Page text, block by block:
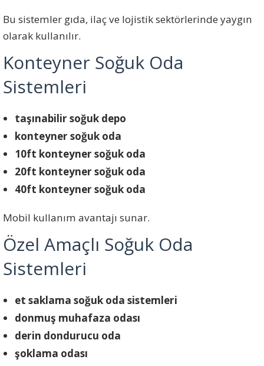
Bu sistemler gıda, ilaç ve lojistik sektörlerinde yaygın
olarak kullanılır.
Konteyner Soğuk Oda
Sistemleri
taşınabilir soğuk depo
konteyner soğuk oda
10ft konteyner soğuk oda
20ft konteyner soğuk oda
40ft konteyner soğuk oda
Mobil kullanım avantajı sunar.
Özel Amaçlı Soğuk Oda
Sistemleri
et saklama soğuk oda sistemleri
donmuş muhafaza odası
derin dondurucu oda
şoklama odası